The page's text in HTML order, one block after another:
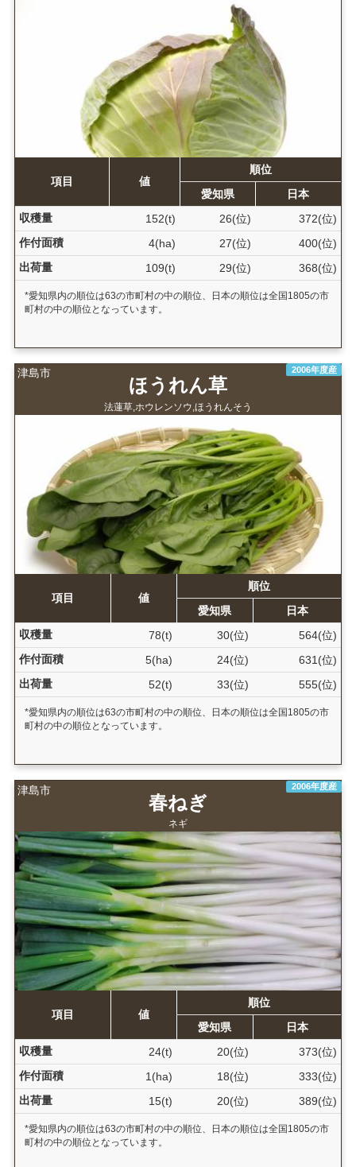
項目 値
順位
愛知県
日本
収穫量
152(t) 26(位)
372(位)
作付面積
4(ha) 27(位)
400(位)
出荷量
109(t) 29(位) 368(位)
*愛知県内の順位は63の市町村の中の順位、日本の順位は全国1805の市
町村の中の順位となっています。
津島市 2006年度産
ほうれん草
法蓮草,ホウレンソウ,ほうれんそう
項目 値
順位
愛知県
日本
収穫量
78(t) 30(位)
564(位)
作付面積
5(ha) 24(位)
631(位)
出荷量
52(t) 33(位) 555(位)
*愛知県内の順位は63の市町村の中の順位、日本の順位は全国1805の市
町村の中の順位となっています。
津島市 2006年度産
春ねぎ
ネギ
項目 値
順位
愛知県
日本
収穫量
24(t) 20(位)
373(位)
作付面積
1(ha) 18(位)
333(位)
出荷量
15(t) 20(位) 389(位)
*愛知県内の順位は63の市町村の中の順位、日本の順位は全国1805の市
町村の中の順位となっています。